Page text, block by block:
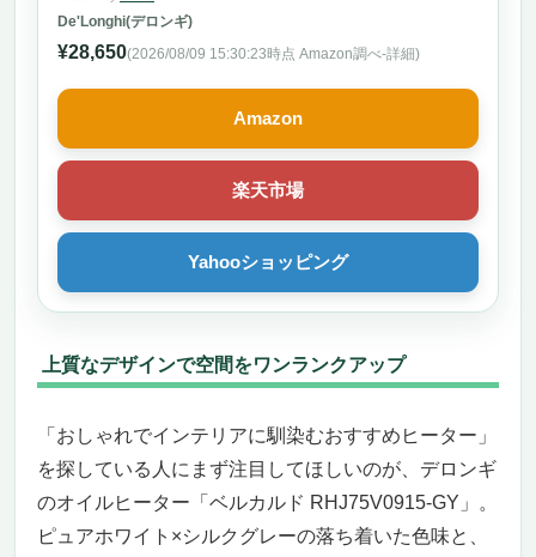
保証
De'Longhi(デロンギ)
¥28,650(2026/08/09 15:30:23時点 Amazon調べ-詳細)
Amazon
楽天市場
Yahooショッピング
上質なデザインで空間をワンランクアップ
「おしゃれでインテリアに馴染むおすすめヒーター」
を探している人にまず注目してほしいのが、デロンギ
のオイルヒーター「ベルカルド RHJ75V0915-GY」。
ピュアホワイト×シルクグレーの落ち着いた色味と、